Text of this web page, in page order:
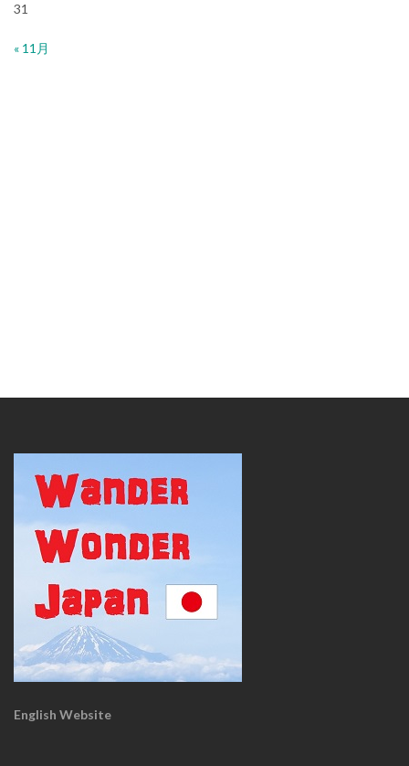
31
« 11月
English Website